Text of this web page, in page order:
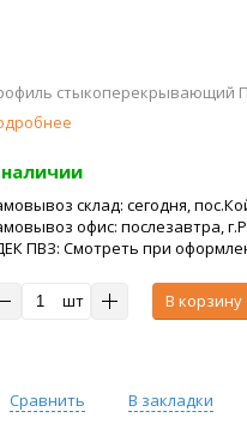
стыкоперекрывающий
склад: сегодня,
офис: послезавтра,
ПВЗ: Смотреть при
шт В корзину
Сравнить В закладки